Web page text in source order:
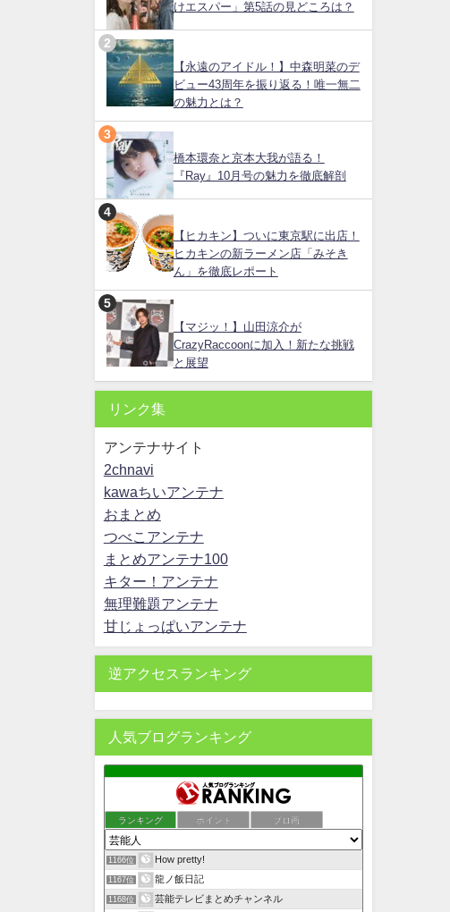
けエスパー」第5話の見どころは？
【永遠のアイドル！】中森明菜のデ
ビュー43周年を振り返る！唯一無二
の魅力とは？
橋本環奈と京本大我が語る！
『Ray』10月号の魅力を徹底解剖
【ヒカキン】ついに東京駅に出店！
ヒカキンの新ラーメン店「みそき
ん」を徹底レポート
【マジッ！】山田涼介が
CrazyRaccoonに加入！新たな挑戦
と展望
リンク集
アンテナサイト
2chnavi
kawaちいアンテナ
おまとめ
つべこアンテナ
まとめアンテナ100
キター！アンテナ
無理難題アンテナ
甘じょっぱいアンテナ
逆アクセスランキング
人気ブログランキング
ランキング ポイント ブロ画
1166位 How pretty!
1167位 龍ノ飯日記
1168位 芸能テレビまとめチャンネル